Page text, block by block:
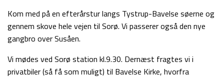
Kom med på en efterårstur langs Tystrup-Bavelse søerne og
gennem skove hele vejen til Sorø. Vi passerer også den nye
gangbro over Susåen.
Vi mødes ved Sorø station kl.9.30. Dernæst fragtes vi i
privatbiler (så få som muligt) til Bavelse Kirke, hvorfra